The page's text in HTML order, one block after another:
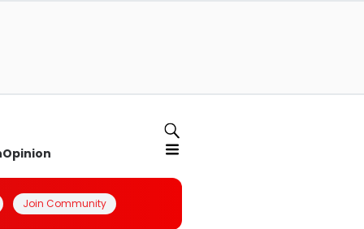
Opinion
Join Community